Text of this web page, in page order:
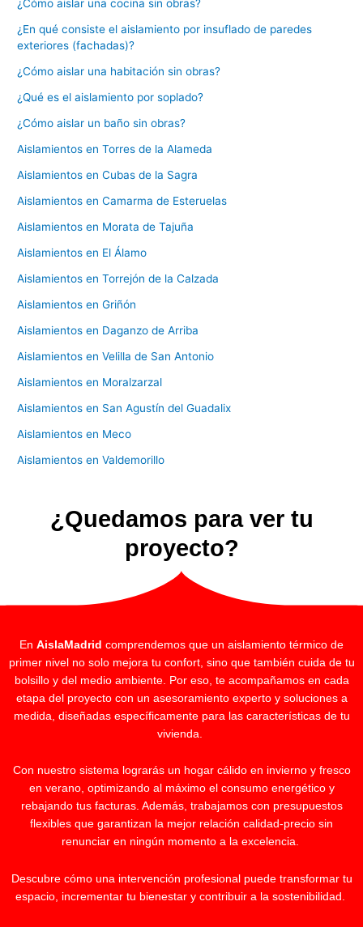
¿Cómo aislar una cocina sin obras?
¿En qué consiste el aislamiento por insuflado de paredes
exteriores (fachadas)?
¿Cómo aislar una habitación sin obras?
¿Qué es el aislamiento por soplado?
¿Cómo aislar un baño sin obras?
Aislamientos en Torres de la Alameda
Aislamientos en Cubas de la Sagra
Aislamientos en Camarma de Esteruelas
Aislamientos en Morata de Tajuña
Aislamientos en El Álamo
Aislamientos en Torrejón de la Calzada
Aislamientos en Griñón
Aislamientos en Daganzo de Arriba
Aislamientos en Velilla de San Antonio
Aislamientos en Moralzarzal
Aislamientos en San Agustín del Guadalix
Aislamientos en Meco
Aislamientos en Valdemorillo
¿Quedamos para ver tu
proyecto?
En AislaMadrid comprendemos que un aislamiento térmico de
primer nivel no solo mejora tu confort, sino que también cuida de tu
bolsillo y del medio ambiente. Por eso, te acompañamos en cada
etapa del proyecto con un asesoramiento experto y soluciones a
medida, diseñadas específicamente para las características de tu
vivienda.
Con nuestro sistema lograrás un hogar cálido en invierno y fresco
en verano, optimizando al máximo el consumo energético y
rebajando tus facturas. Además, trabajamos con presupuestos
flexibles que garantizan la mejor relación calidad-precio sin
renunciar en ningún momento a la excelencia.
Descubre cómo una intervención profesional puede transformar tu
espacio, incrementar tu bienestar y contribuir a la sostenibilidad.